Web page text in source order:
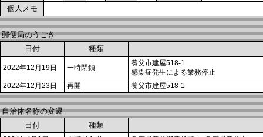
個人メモ
郵便局のうごき
日付
種類
2022年12月19日 一時閉鎖
養父市建屋518-1
感染症発生による業務停止
2022年12月23日
再開 養父市建屋518-1
自治体名称の変遷
日付
種類